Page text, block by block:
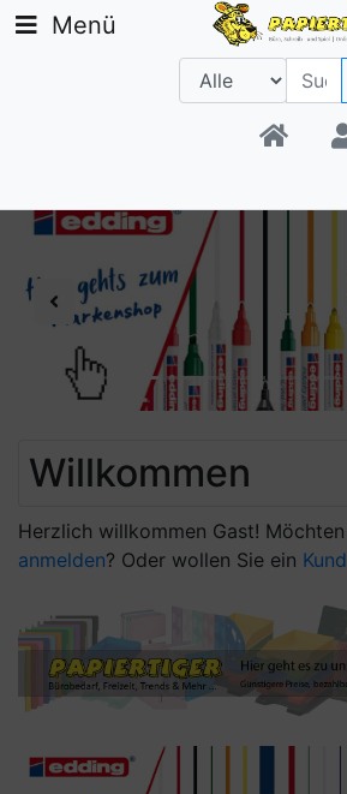
Beratung +49 30
Menü
Previous
Willkommen
Herzlich willkommen Gast!
anmelden? Oder wollen Sie ein